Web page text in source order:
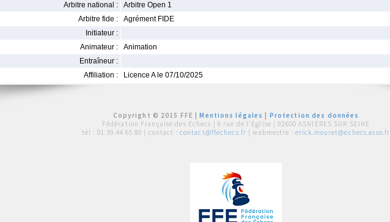
Arbitre national :
Arbitre Open 1
Arbitre fide :
Agrément FIDE
Initiateur :
Animateur :
Animation
Entraîneur :
Affiliation :
Licence A le 07/10/2025
Copyright © 2015 FFE |Mentions légales
Protection des données
Fédération Française des Echecs | 6 rue de l'Eglise | 92600 ASNIERES SUR SEINE
tél : 01 39 44 65 80 | contact : contact@ffechecs.fr | webmestre : erick.mouret@echecs.asso.fr